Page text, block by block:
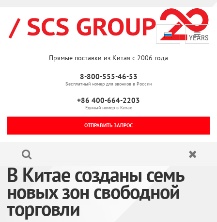
Прямые поставки из Китая с 2006 года
8-800-555-46-53
Бесплатный номер для звонков в России
+86 400-664-2203
Единый номер в Китае
ОТПРАВИТЬ ЗАПРОС
В Китае созданы семь
новых зон свободной
торговли